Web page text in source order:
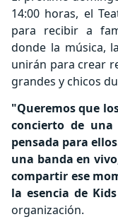
14:00 horas, el
para recibir a
donde la música,
unirán para crear
grandes y chicos
"Queremos que
concierto de
pensada para
una banda en
compartir ese
la esencia de
organización.